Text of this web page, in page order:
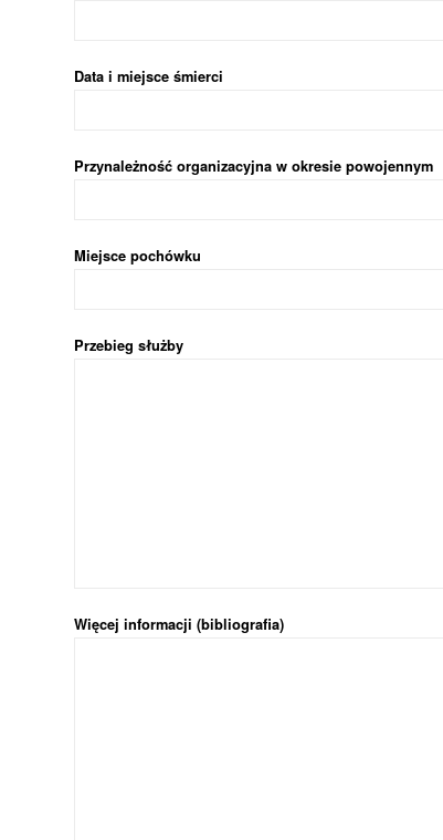
Data i miejsce śmierci
Przynależność organizacyjna w okresie powojennym
Miejsce pochówku
Przebieg służby
Więcej informacji (bibliografia)